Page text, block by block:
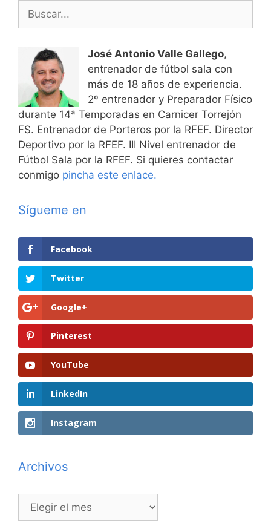
Buscar:
José Antonio Valle Gallego,
entrenador de fútbol sala con
más de 18 años de experiencia.
2º entrenador y Preparador Físico
durante 14ª Temporadas en Carnicer Torrejón
FS. Entrenador de Porteros por la RFEF. Director
Deportivo por la RFEF. III Nivel entrenador de
Fútbol Sala por la RFEF. Si quieres contactar
conmigo pincha este enlace.
Sígueme en
Facebook
Twitter
Google+
Pinterest
YouTube
LinkedIn
Instagram
Archivos
Archivos